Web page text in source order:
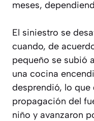
meses,
El siniestro se
cuando, de
pequeño se subió
una cocina
desprendió, lo que
propagación del
niño y avanzaron